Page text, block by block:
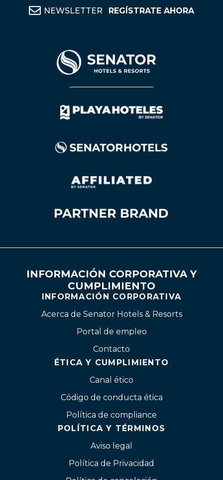
NEWSLETTER REGÍSTRATE AHORA
INFORMACIÓN CORPORATIVA Y
CUMPLIMIENTO
INFORMACIÓN CORPORATIVA
Acerca de Senator Hotels & Resorts
Portal de empleo
Contacto
ÉTICA Y CUMPLIMIENTO
Canal ético
Código de conducta ética
Política de compliance
POLÍTICA Y TÉRMINOS
Aviso legal
Política de Privacidad